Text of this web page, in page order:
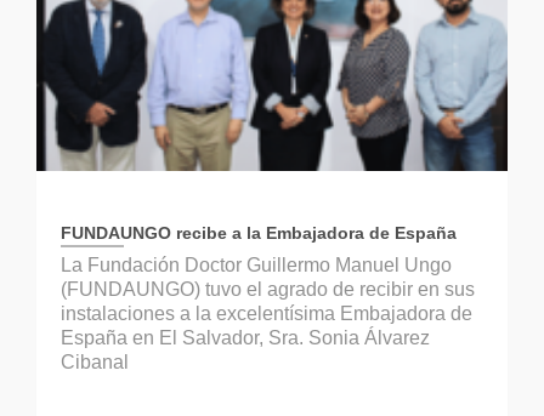
FUNDAUNGO recibe a la Embajadora de España
La Fundación Doctor Guillermo Manuel Ungo
(FUNDAUNGO) tuvo el agrado de recibir en sus
instalaciones a la excelentísima Embajadora de
España en El Salvador, Sra. Sonia Álvarez
Cibanal